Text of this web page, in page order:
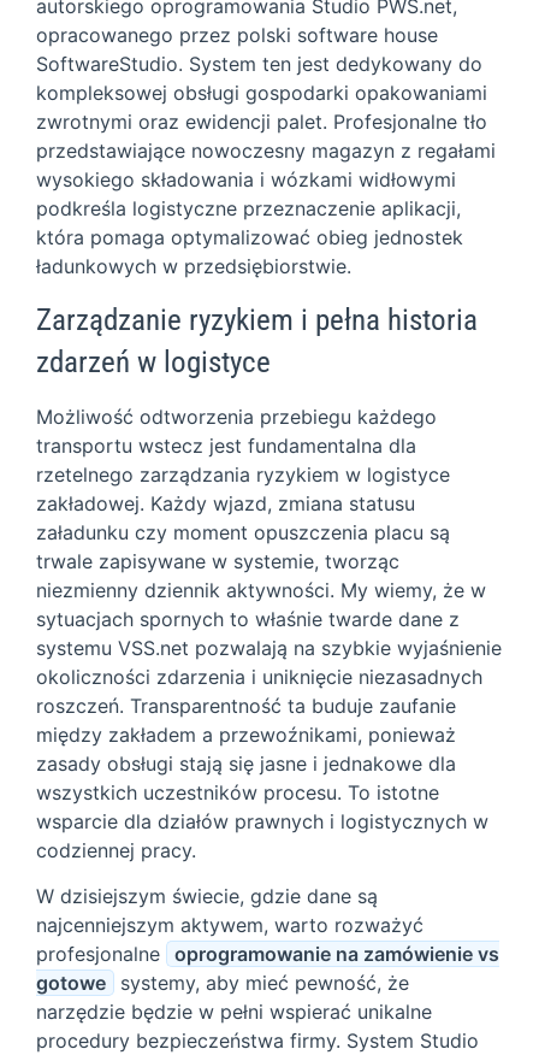
autorskiego oprogramowania Studio PWS.net,
opracowanego przez polski software house
SoftwareStudio. System ten jest dedykowany do
kompleksowej obsługi gospodarki opakowaniami
zwrotnymi oraz ewidencji palet. Profesjonalne tło
przedstawiające nowoczesny magazyn z regałami
wysokiego składowania i wózkami widłowymi
podkreśla logistyczne przeznaczenie aplikacji,
która pomaga optymalizować obieg jednostek
ładunkowych w przedsiębiorstwie.
Zarządzanie ryzykiem i pełna historia
zdarzeń w logistyce
Możliwość odtworzenia przebiegu każdego
transportu wstecz jest fundamentalna dla
rzetelnego zarządzania ryzykiem w logistyce
zakładowej. Każdy wjazd, zmiana statusu
załadunku czy moment opuszczenia placu są
trwale zapisywane w systemie, tworząc
niezmienny dziennik aktywności. My wiemy, że w
sytuacjach spornych to właśnie twarde dane z
systemu VSS.net pozwalają na szybkie wyjaśnienie
okoliczności zdarzenia i uniknięcie niezasadnych
roszczeń. Transparentność ta buduje zaufanie
między zakładem a przewoźnikami, ponieważ
zasady obsługi stają się jasne i jednakowe dla
wszystkich uczestników procesu. To istotne
wsparcie dla działów prawnych i logistycznych w
codziennej pracy.
W dzisiejszym świecie, gdzie dane są
najcenniejszym aktywem, warto rozważyć
profesjonalne oprogramowanie na zamówienie vs
gotowe
systemy, aby mieć pewność, że
narzędzie będzie w pełni wspierać unikalne
procedury bezpieczeństwa firmy. System Studio